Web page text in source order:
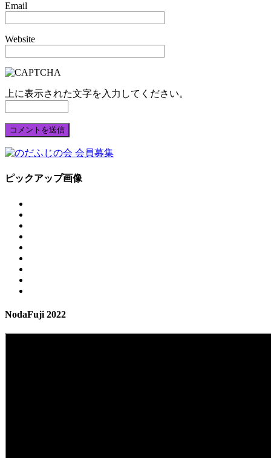
Email
Website
上に表示された文字を入力してください。
ピックアップ画像
NodaFuji 2022